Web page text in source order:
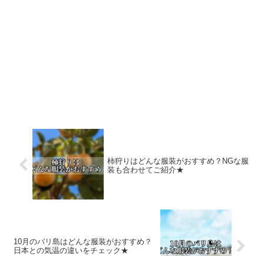
柿狩りはどんな服装がおすすめ？NGな服
装も合わせてご紹介★
10月のバリ島はどんな服装がおすすめ？
日本との気温の違いをチェック★